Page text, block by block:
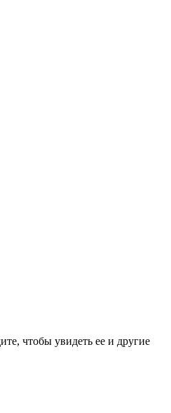
чтобы увидеть ее и другие